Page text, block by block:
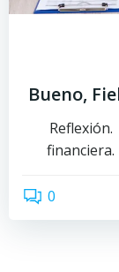
Bueno,
0